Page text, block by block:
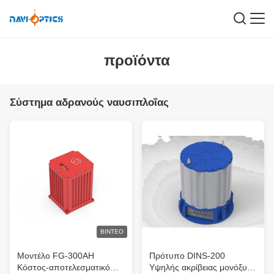
προϊόντα
Σύστημα αδρανούς ναυσιπλοΐας
ΒΊΝΤΕΟ
Μοντέλο FG-300AH
Κόστος-αποτελεσματικό
Πρότυπο DINS-200
Υψηλής ακρίβειας μονόξυλο